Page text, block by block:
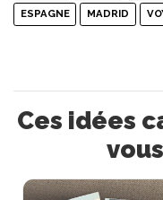
ESPAGNE MADRID
Ces idées